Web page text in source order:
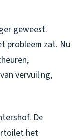
geweest.
probleem zat. Nu
vervuiling,
De
het